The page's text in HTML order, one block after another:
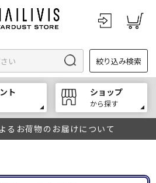
絞り込み検索
ト ショップ
から探す
るお荷物のお届けについて